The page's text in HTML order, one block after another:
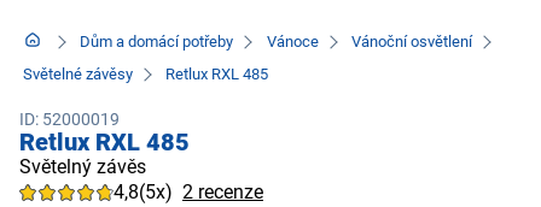
Dům a domácí potřeby Vánoce
Vánoční osvětlení
Světelné závěsy
Retlux RXL 485
ID: 52000019
Retlux RXL 485
Světelný závěs
4,8(5x) 2 recenze